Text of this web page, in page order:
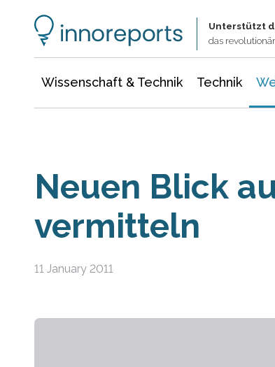
Unterstützt
das
Wissenschaft & Technik Technik
Neuen Blick
vermitteln
11 January 2011